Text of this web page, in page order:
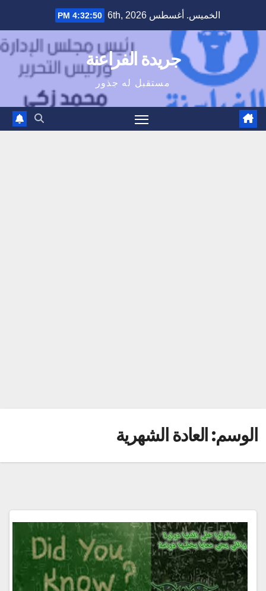
content
الخميس. أغسطس 6th, 2026 4:32:50 PM
جريدة الفراعنة
مستقبل له جذور
الوسم: العادة الشهرية